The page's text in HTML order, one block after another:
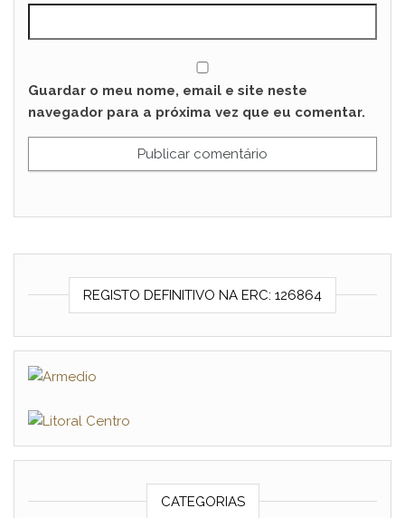
Guardar o meu nome, email e site neste
navegador para a próxima vez que eu comentar.
REGISTO DEFINITIVO NA ERC: 126864
CATEGORIAS